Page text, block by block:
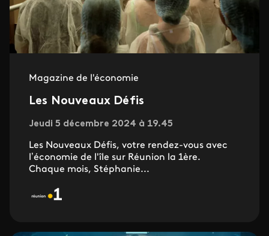
Magazine de l'économie
Les Nouveaux Défis
Jeudi 5 décembre 2024 à 19.45
Les Nouveaux Défis, votre rendez-vous avec
l’économie de l'île sur Réunion la 1ère.
Chaque mois, Stéphanie...